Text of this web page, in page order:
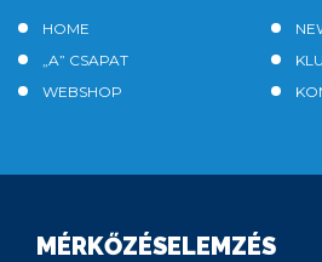
HOME
„A” CSAPAT
WEBSHOP
MÉRKŐZÉSELEMZÉS